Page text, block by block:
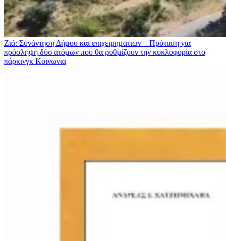
Ζιά: Συνάντηση Δήμου και επιχειρηματιών – Πρόταση για
πρόσληψη δύο ατόμων που θα ρυθμίζουν την κυκλοφορία στο
πάρκινγκ Κοινωνια